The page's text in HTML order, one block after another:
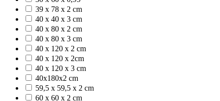
39 x 78 x 2 cm
40 x 40 x 3 cm
40 x 80 x 2 cm
40 x 80 x 3 cm
40 x 120 x 2 cm
40 x 120 x 2cm
40 x 120 x 3 cm
40x180x2 cm
59,5 x 59,5 x 2 cm
60 x 60 x 2 cm